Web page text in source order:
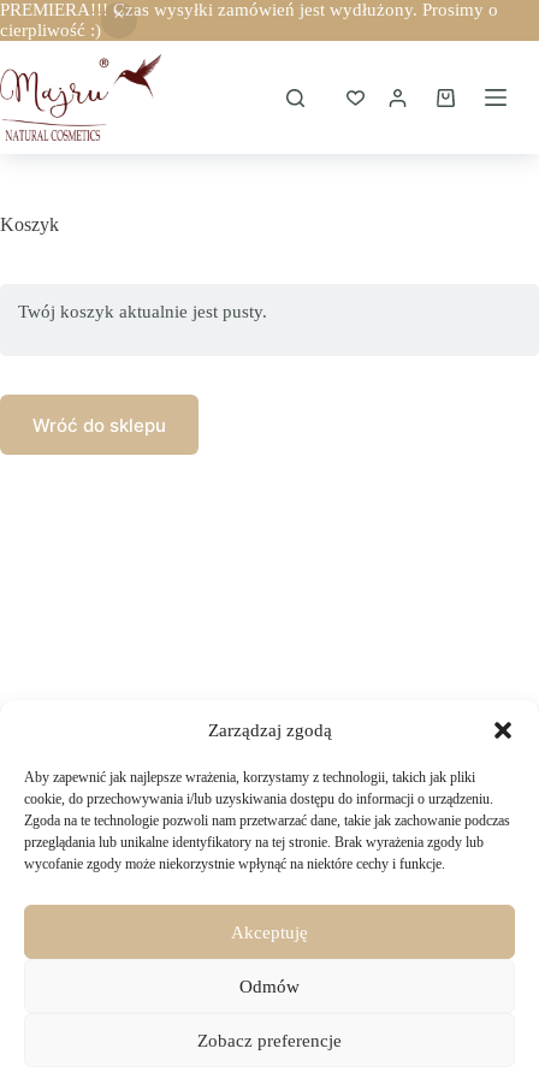
Zarządzaj zgodą
Aby zapewnić jak najlepsze wrażenia, korzystamy z technologii, takich jak pliki
cookie, do przechowywania i/lub uzyskiwania dostępu do informacji o urządzeniu.
Zgoda na te technologie pozwoli nam przetwarzać dane, takie jak zachowanie podczas
przeglądania lub unikalne identyfikatory na tej stronie. Brak wyrażenia zgody lub
wycofanie zgody może niekorzystnie wpłynąć na niektóre cechy i funkcje.
Akceptuję
Odmów
Zobacz preferencje
PREMIERA!!! Czas wysyłki zamówień jest wydłużony. Prosimy o
cierpliwość :)
do
treści
Koszyk
Koszyk
Twój koszyk aktualnie jest pusty.
Wróć do sklepu
TWOJE ZAKUPY
Logowanie i rejestracja
Jak złożyć zamówienie
Formy płatności
14 dni na zwrot zakupów
INFORMACJE PRAWNE
Regulamin sklepu
Materiały do pobrania
KONTAKT
biuro@majru.comCopyright © 2026 - Majru